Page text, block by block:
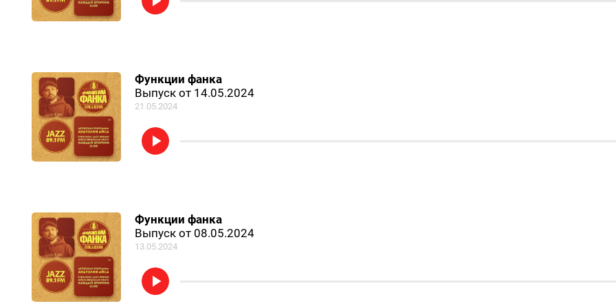
Функции фанка
Выпуск от 14.05.2024
21.05.2024
Функции фанка
Выпуск от 08.05.2024
13.05.2024